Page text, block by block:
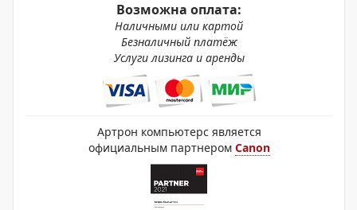
Возможна оплата:
Наличными или картой
Безналичный платёж
Услуги лизинга и аренды
Артрон компьютерс является
официальным партнером Canon